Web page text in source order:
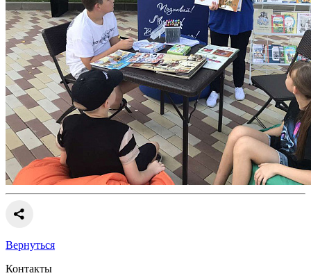
Вернуться
Контакты